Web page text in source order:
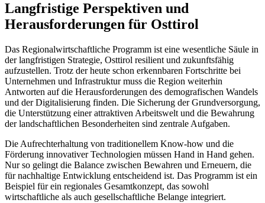
Langfristige Perspektiven und
Herausforderungen für Osttirol
Das Regionalwirtschaftliche Programm ist eine wesentliche Säule in
der langfristigen Strategie, Osttirol resilient und zukunftsfähig
aufzustellen. Trotz der heute schon erkennbaren Fortschritte bei
Unternehmen und Infrastruktur muss die Region weiterhin
Antworten auf die Herausforderungen des demografischen Wandels
und der Digitalisierung finden. Die Sicherung der Grundversorgung,
die Unterstützung einer attraktiven Arbeitswelt und die Bewahrung
der landschaftlichen Besonderheiten sind zentrale Aufgaben.
Die Aufrechterhaltung von traditionellem Know-how und die
Förderung innovativer Technologien müssen Hand in Hand gehen.
Nur so gelingt die Balance zwischen Bewahren und Erneuern, die
für nachhaltige Entwicklung entscheidend ist. Das Programm ist ein
Beispiel für ein regionales Gesamtkonzept, das sowohl
wirtschaftliche als auch gesellschaftliche Belange integriert.